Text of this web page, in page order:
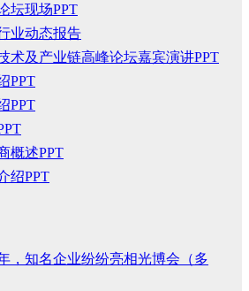
坛现场PPT
业动态报告
术及产业链高峰论坛嘉宾演讲PPT
PPT
PPT
概述PPT
绍PPT
，知名企业纷纷亮相光博会（多